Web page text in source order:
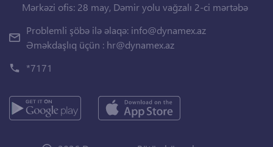
Mərkəzi ofis: 28 may, Dəmir yolu vağzalı 2-ci mərtəbə
Problemli şöbə ilə əlaqə: info@dynamex.az
Əməkdaşlıq üçün : hr@dynamex.az
*7171